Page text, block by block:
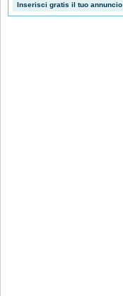
Inserisci gratis il tuo annuncio